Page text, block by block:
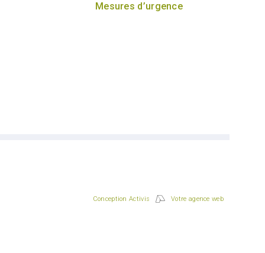
Mesures d’urgence
Conception Activis Votre agence web